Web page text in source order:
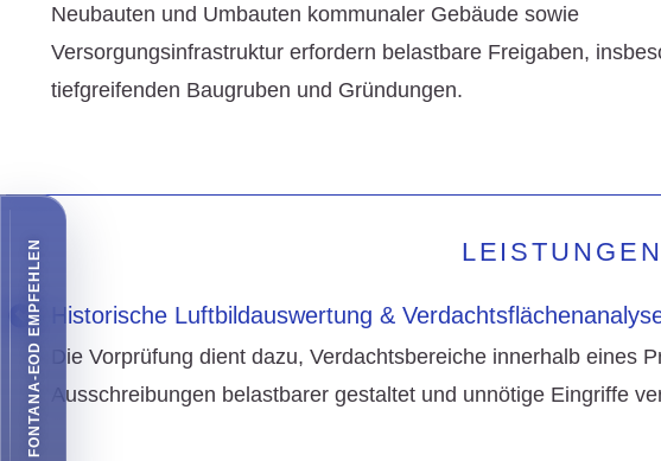
FONTANA-EOD EMPFEHLEN
Neubauten und Umbauten kommunaler Gebäude sowie
Versorgungsinfrastruktur erfordern belastbare Freigaben,
tiefgreifenden Baugruben und Gründungen.
Historische Luftbildauswertung &
Die Vorprüfung dient dazu, Verdachtsbereiche innerhalb
Ausschreibungen belastbarer gestaltet und unnötige Eingriffe